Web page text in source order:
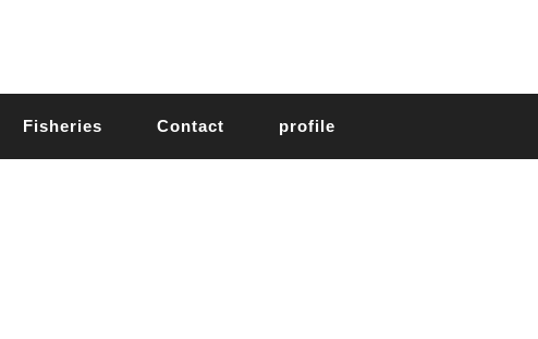
Fisheries Contact profile